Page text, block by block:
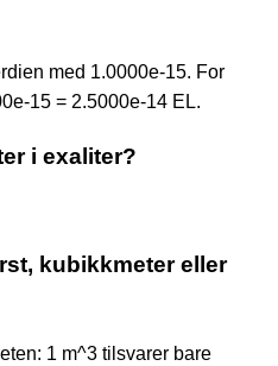
med 1.0000e-15. For
15 = 2.5000e-14 EL.
i exaliter?
kubikkmeter eller
1 m^3 tilsvarer bare